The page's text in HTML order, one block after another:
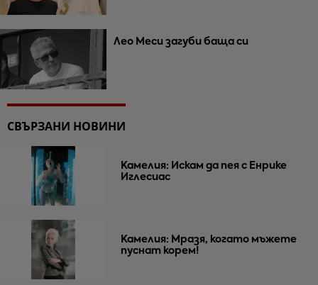
Лео Меси загуби баща си
СВЪРЗАНИ НОВИНИ
Камелия: Искам да пея с Енрике
Иглесиас
Камелия: Мразя, когато мъжете
пуснат корем!